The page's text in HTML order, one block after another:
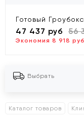
Готовый
47 437 руб 56
Экономия 8 918 руб
Выбрать
Каталог товаров